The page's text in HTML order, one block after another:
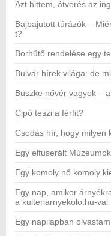
Azt hittem, átverés az
Bajbajutott túrázók –
t?
Borhűtő rendelése egy
Bulvár hírek világa: de
Büszke nővér vagyok –
Cipő teszi a férfit?
Csodás hír, hogy milyen
Egy elfuserált
Egy komoly nő komoly
Egy nap, amikor
a kulteriarnyekolo.hu-val
Egy napilapban